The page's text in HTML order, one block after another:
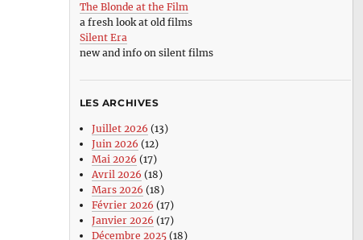
The Blonde at the Film
a fresh look at old films
Silent Era
new and info on silent films
LES ARCHIVES
Juillet 2026 (13)
Juin 2026 (12)
Mai 2026 (17)
Avril 2026 (18)
Mars 2026 (18)
Février 2026 (17)
Janvier 2026 (17)
Décembre 2025(18)